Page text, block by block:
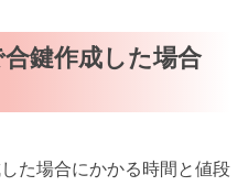
鍵作成した場合
た場合にかかる時間と値段